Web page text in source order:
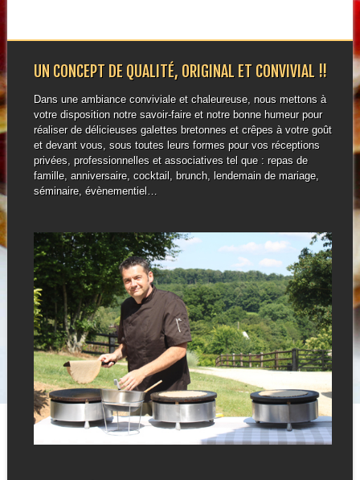
UN CONCEPT DE QUALITÉ, ORIGINAL ET CONVIVIAL !!
Dans une ambiance conviviale et chaleureuse, nous mettons à
votre disposition notre savoir-faire et notre bonne humeur pour
réaliser de délicieuses galettes bretonnes et crêpes à votre goût
et devant vous, sous toutes leurs formes pour vos réceptions
privées, professionnelles et associatives tel que : repas de
famille, anniversaire, cocktail, brunch, lendemain de mariage,
séminaire, évènementiel…